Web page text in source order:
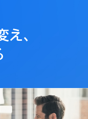
え、